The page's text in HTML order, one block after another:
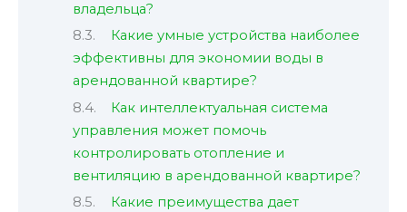
владельца?
Какие умные устройства наиболее
эффективны для экономии воды в
арендованной квартире?
Как интеллектуальная система
управления может помочь
контролировать отопление и
вентиляцию в арендованной квартире?
Какие преимущества дает